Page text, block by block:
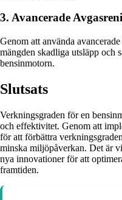
3. Avancerade
Genom att använda
mängden skadliga utsläpp och
bensinmotorn.
Slutsats
Verkningsgraden för en
och effektivitet. Genom att
för att förbättra
minska miljöpåverkan. Det är
nya innovationer för att
framtiden.